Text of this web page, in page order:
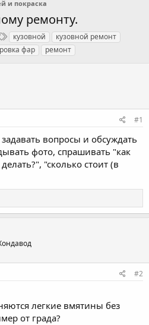
и покраска
ремонту.
Т
е
г
кузовной
кузовной ремонт
фар ремонт
#1
вопросы и обсуждать
фото, спрашивать "как
"сколько стоит (в
#2
легкие вмятины без
от града?